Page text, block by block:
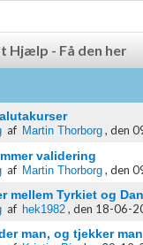
Hjælp - Få den her
af Martin Thorborg , den
validering
af Martin Thorborg , den
mellem Tyrkiet og
af hek1982 , den 18-06-
man, og tjekker